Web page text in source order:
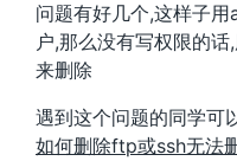
问题有好几个,这样子
户,那么没有写权限的
来删除
遇到这个问题的同学可
如何删除ftp或ssh无法